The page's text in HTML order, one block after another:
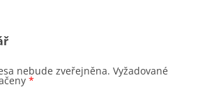
nebude zveřejněna. Vyžadované
*